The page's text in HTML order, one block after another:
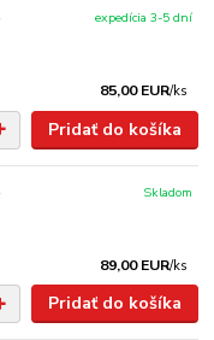
85,00 EUR/ks
expedícia 3-5 dní
Pridať do košíka
89,00 EUR/ks
Skladom
Pridať do košíka